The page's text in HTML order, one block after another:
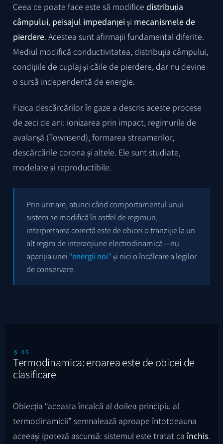
Ceea ce poate face este să modifice distribuția
câmpului, peisajul impedanțeiși mecanismele de
pierdere. Acestea sunt afirmații fundamental diferite.
Mediul modifică conductivitatea, distribuția câmpului,
condițiile de cuplaj și căile de pierdere, dar nu devine
o sursă independentă de energie.
Fizica descărcărilor în gaze a descris aceste procese
de zeci de ani: ionizarea prin impact, regimurile de
avalanșă (Townsend), formarea streamerilor,
descărcările corona și altele. Ele sunt studiate,
modelate și reproductibile.
Prin urmare, atunci când comportamentul unui
sistem se modifică în astfel de regimuri,
interpretarea corectă este de obicei o tranziție la un
alt regim de interacțiune electrodinamică — nu
apariția unei “energii noi”și nici o încălcare a legilor
de conservare.
§ 05
Termodinamica: eroarea este de obicei de
clasificare
Obiecția “aceasta încalcă al doilea principiu al
termodinamicii” semnalează aproape întotdeauna
aceeași ipoteză ascunsă: sistemul este tratat caînchis.